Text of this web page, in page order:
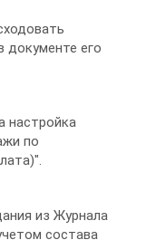
документе его
настройка
по
из Журнала
состава